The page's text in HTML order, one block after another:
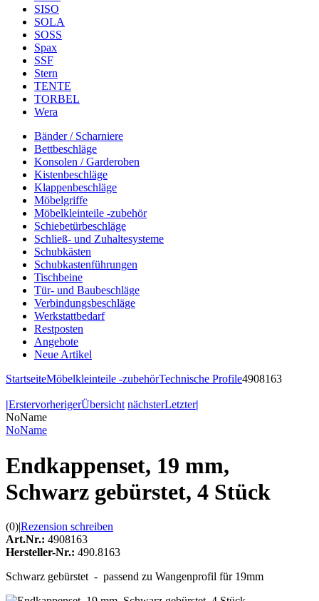
SISO
SOLA
SOSS
Spax
SSF
Stern
TENTE
TORBEL
Wera
Bänder / Scharniere
Bettbeschläge
Konsolen / Garderoben
Kistenbeschläge
Klappenbeschläge
Möbelgriffe
Möbelkleinteile -zubehör
Schiebetürbeschläge
Schließ- und Zuhaltesysteme
Schubkästen
Schubkastenführungen
Tischbeine
Tür- und Baubeschläge
Verbindungsbeschläge
Werkstattbedarf
Restposten
Angebote
Neue Artikel
StartseiteMöbelkleinteile -zubehörTechnische Profile4908163
|ErstervorherigerÜbersicht nächsterLetzter|
NoName
NoName
Endkappenset, 19 mm,
Schwarz gebürstet, 4 Stück
(0)|Rezension schreiben
Art.Nr.: 4908163
Hersteller-Nr.: 490.8163
Schwarz gebürstet - passend zu Wangenprofil für 19mm